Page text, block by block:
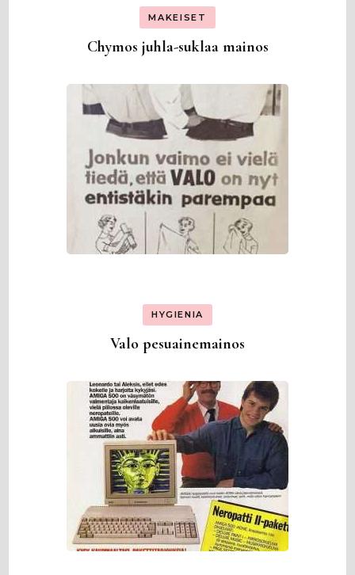
MAKEISET
Chymos juhla-suklaa mainos
HYGIENIA
Valo pesuainemainos